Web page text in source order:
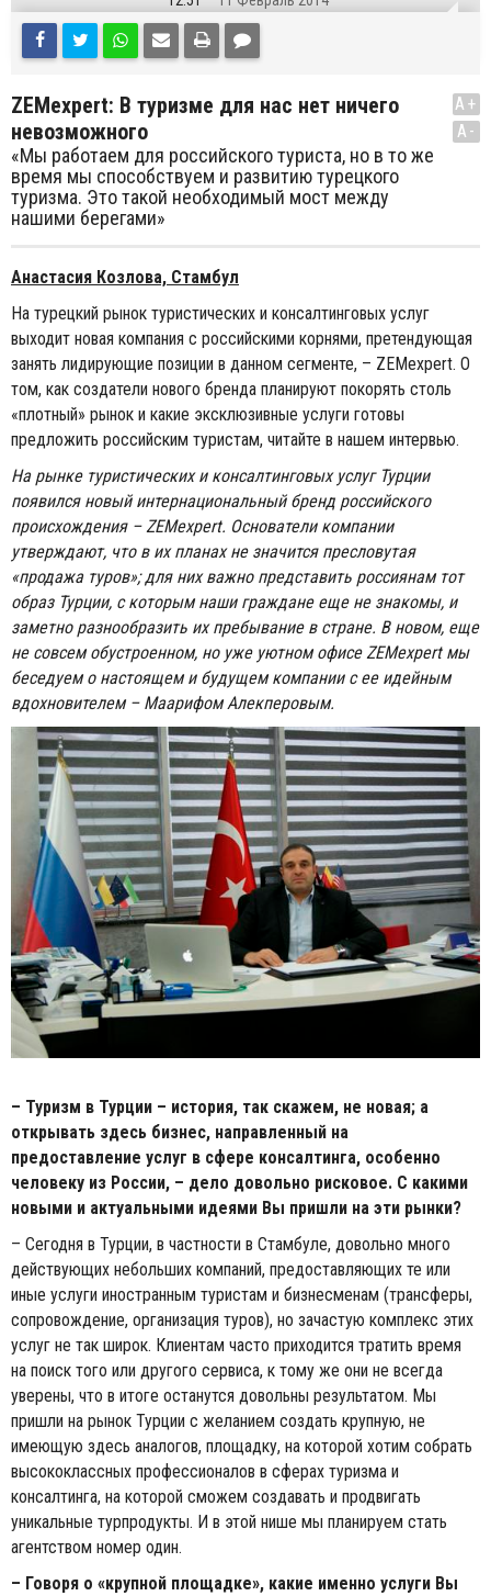
ZEMexpert: В туризме для нас нет ничего
невозможного
«Мы работаем для российского туриста, но в то же
время мы способствуем и развитию турецкого
туризма. Это такой необходимый мост между
нашими берегами»
A+
A-
Анастасия Козлова, Стамбул
На турецкий рынок туристических и консалтинговых услуг
выходит новая компания с российскими корнями, претендующая
занять лидирующие позиции в данном сегменте, – ZEMexpert. О
том, как создатели нового бренда планируют покорять столь
«плотный» рынок и какие эксклюзивные услуги готовы
предложить российским туристам, читайте в нашем интервью.
На рынке туристических и консалтинговых услуг Турции
появился новый интернациональный бренд российского
происхождения – ZEMexpert. Основатели компании
утверждают, что в их планах не значится пресловутая
«продажа туров»; для них важно представить россиянам тот
образ Турции, с которым наши граждане еще не знакомы, и
заметно разнообразить их пребывание в стране. В новом, еще
не совсем обустроенном, но уже уютном офисе ZEMexpert мы
беседуем о настоящем и будущем компании с ее идейным
вдохновителем – Маарифом Алекперовым.
– Туризм в Турции – история, так скажем, не новая; а
открывать здесь бизнес, направленный на
предоставление услуг в сфере консалтинга, особенно
человеку из России, – дело довольно рисковое. С какими
новыми и актуальными идеями Вы пришли на эти рынки?
– Сегодня в Турции, в частности в Стамбуле, довольно много
действующих небольших компаний, предоставляющих те или
иные услуги иностранным туристам и бизнесменам (трансферы,
сопровождение, организация туров), но зачастую комплекс этих
услуг не так широк. Клиентам часто приходится тратить время
на поиск того или другого сервиса, к тому же они не всегда
уверены, что в итоге останутся довольны результатом. Мы
пришли на рынок Турции с желанием создать крупную, не
имеющую здесь аналогов, площадку, на которой хотим собрать
высококлассных профессионалов в сферах туризма и
консалтинга, на которой сможем создавать и продвигать
уникальные турпродукты. И в этой нише мы планируем стать
агентством номер один.
– Говоря о «крупной площадке», какие именно услуги Вы